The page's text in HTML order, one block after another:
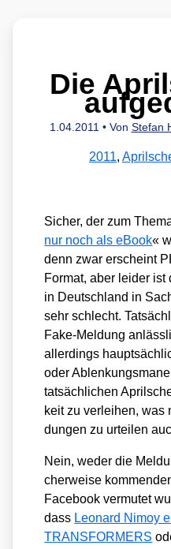
Die
1.04.2011 • Von Stefan
2011,
Sicher, der zum
nur noch als eBook«
denn zwar erscheint
For­mat, aber lei­der
in Deutsch­land in
sehr schlecht.
Fake-Mel­dung
aller­dings
oder
tat­säch­li­chen
keit zu ver­lei­hen,
dun­gen zu urtei­len
Nein, weder die
cher­wei­se
Face­book ver­mu­tet
dass Leo­nard Nimoy
TRANSFORMERS